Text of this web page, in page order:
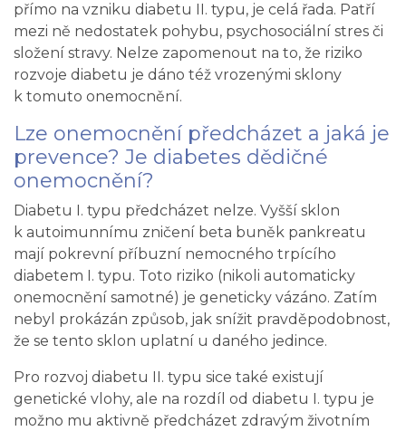
přímo na vzniku diabetu II. typu, je celá řada. Patří
mezi ně nedostatek pohybu, psychosociální stres či
složení stravy. Nelze zapomenout na to, že riziko
rozvoje diabetu je dáno též vrozenými sklony
k tomuto onemocnění.
Lze onemocnění předcházet a jaká je
prevence? Je diabetes dědičné
onemocnění?
Diabetu I. typu předcházet nelze. Vyšší sklon
k autoimunnímu zničení beta buněk pankreatu
mají pokrevní příbuzní nemocného trpícího
diabetem I. typu. Toto riziko (nikoli automaticky
onemocnění samotné) je geneticky vázáno. Zatím
nebyl prokázán způsob, jak snížit pravděpodobnost,
že se tento sklon uplatní u daného jedince.
Pro rozvoj diabetu II. typu sice také existují
genetické vlohy, ale na rozdíl od diabetu I. typu je
možno mu aktivně předcházet zdravým životním